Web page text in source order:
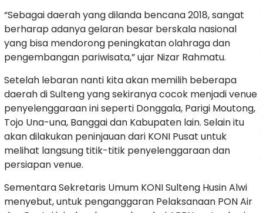
“Sebagai daerah yang dilanda bencana 2018, sangat
berharap adanya gelaran besar berskala nasional
yang bisa mendorong peningkatan olahraga dan
pengembangan pariwisata,” ujar Nizar Rahmatu.
Setelah lebaran nanti kita akan memilih beberapa
daerah di Sulteng yang sekiranya cocok menjadi venue
penyelenggaraan ini seperti Donggala, Parigi Moutong,
Tojo Una-una, Banggai dan Kabupaten lain. Selain itu
akan dilakukan peninjauan dari KONI Pusat untuk
melihat langsung titik-titik penyelenggaraan dan
persiapan venue.
Sementara Sekretaris Umum KONI Sulteng Husin Alwi
menyebut, untuk penganggaran Pelaksanaan PON Air